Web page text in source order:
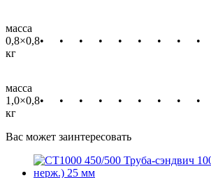
масса
0,8×0,8
кг
• • • • • • • • •
масса
1,0×0,8
кг
• • • • • • • • •
Вас может заинтересовать